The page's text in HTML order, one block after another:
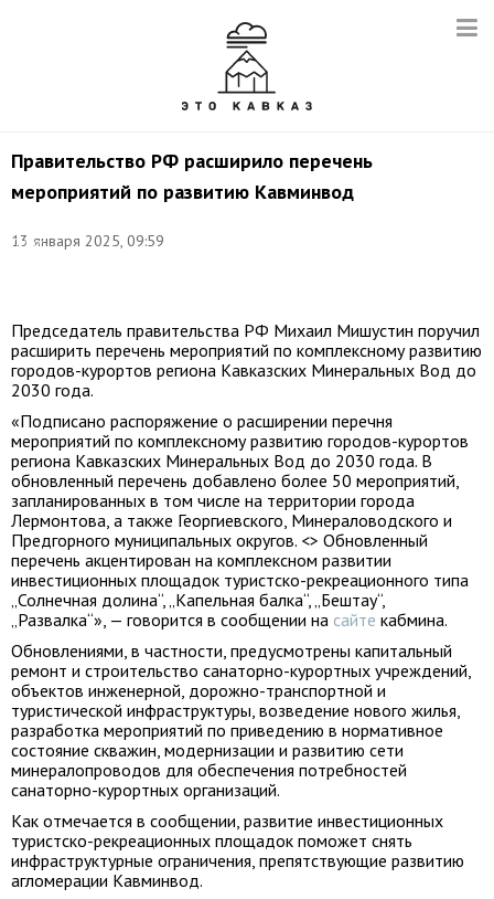
Правительство РФ расширило перечень
мероприятий по развитию Кавминвод
13 января 2025, 09:59
Денис
Председатель правительства РФ Михаил Мишустин поручил
расширить перечень мероприятий по комплексному развитию
городов-курортов региона Кавказских Минеральных Вод до
2030 года.
«Подписано распоряжение о расширении перечня
мероприятий по комплексному развитию городов-курортов
региона Кавказских Минеральных Вод до 2030 года. В
обновленный перечень добавлено более 50 мероприятий,
запланированных в том числе на территории города
Лермонтова, а также Георгиевского, Минераловодского и
Предгорного муниципальных округов. <> Обновленный
перечень акцентирован на комплексном развитии
инвестиционных площадок туристско-рекреационного типа
„Солнечная долина“, „Капельная балка“, „Бештау“,
„Развалка“», — говорится в сообщении на сайте кабмина.
Обновлениями, в частности, предусмотрены капитальный
ремонт и строительство санаторно-курортных учреждений,
объектов инженерной, дорожно-транспортной и
туристической инфраструктуры, возведение нового жилья,
разработка мероприятий по приведению в нормативное
состояние скважин, модернизации и развитию сети
минералопроводов для обеспечения потребностей
санаторно-курортных организаций.
Как отмечается в сообщении, развитие инвестиционных
туристско-рекреационных площадок поможет снять
инфраструктурные ограничения, препятствующие развитию
агломерации Кавминвод.